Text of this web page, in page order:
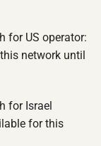
for US operator:
network until
for Israel
for this